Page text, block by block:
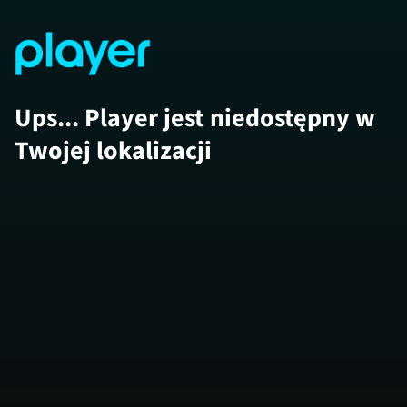
Ups... Player jest niedostępny w
Twojej lokalizacji